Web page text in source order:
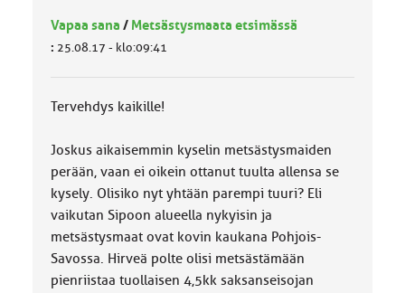
Vapaa sana / Metsästysmaata etsimässä
: 25.08.17 - klo:09:41
Tervehdys kaikille!
Joskus aikaisemmin kyselin metsästysmaiden
perään, vaan ei oikein ottanut tuulta allensa se
kysely. Olisiko nyt yhtään parempi tuuri? Eli
vaikutan Sipoon alueella nykyisin ja
metsästysmaat ovat kovin kaukana Pohjois-
Savossa. Hirveä polte olisi metsästämään
pienriistaa tuollaisen 4,5kk saksanseisojan